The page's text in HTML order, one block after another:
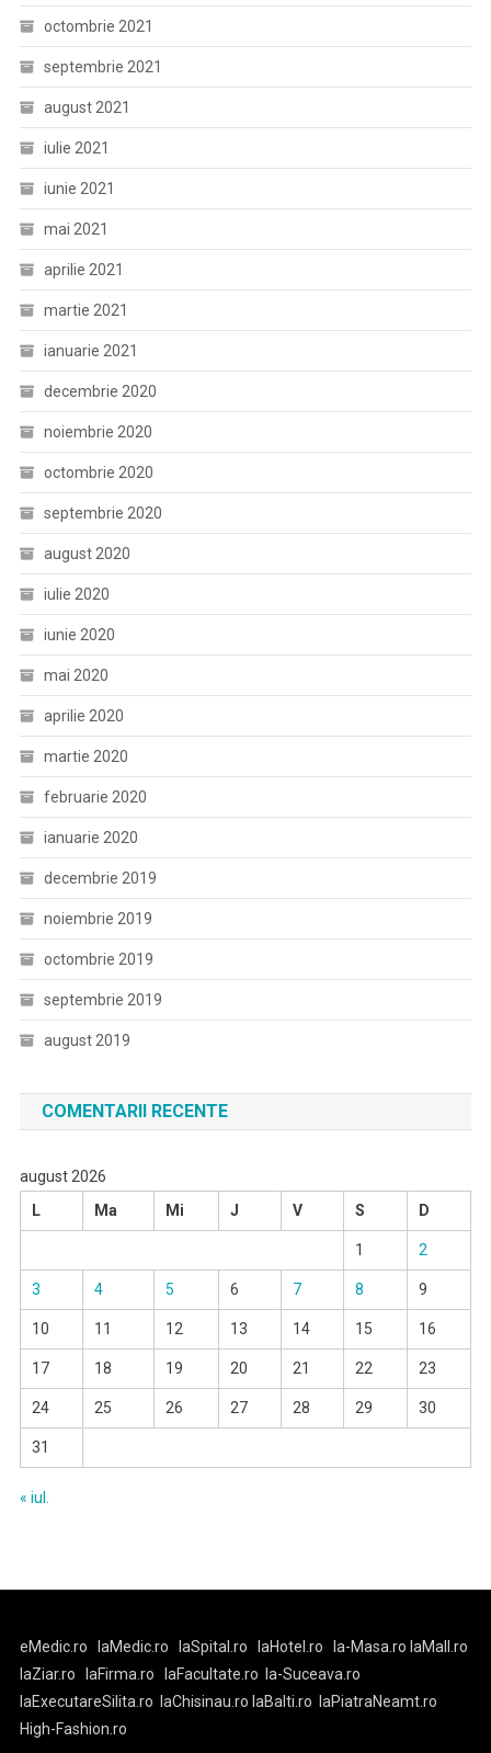
octombrie 2021
septembrie 2021
august 2021
iulie 2021
iunie 2021
mai 2021
aprilie 2021
martie 2021
ianuarie 2021
decembrie 2020
noiembrie 2020
octombrie 2020
septembrie 2020
august 2020
iulie 2020
iunie 2020
mai 2020
aprilie 2020
martie 2020
februarie 2020
ianuarie 2020
decembrie 2019
noiembrie 2019
octombrie 2019
septembrie 2019
august 2019
COMENTARII RECENTE
august 2026
L
Ma Mi J V S D
1 2
3 4 5 6 7 8 9
10 11 12 13 14 15 16
17 18 19 20 21 22 23
24 25 26 27 28 29 30
31
« iul.
eMedic.ro laMedic.ro laSpital.ro laHotel.ro la-Masa.ro laMall.ro
laZiar.ro
laFirma.ro laFacultate.ro
la-Suceava.ro
laExecutareSilita.ro
laChisinau.ro laBalti.ro
laPiatraNeamt.ro
High-Fashion.ro